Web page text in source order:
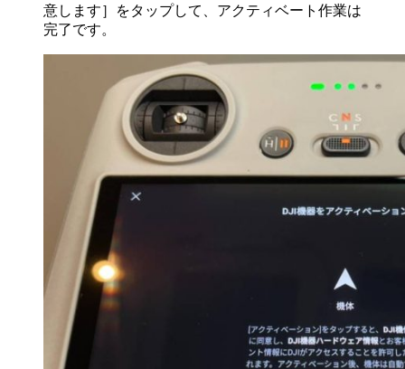
意します］をタップして、アクティベート作業は
完了です。